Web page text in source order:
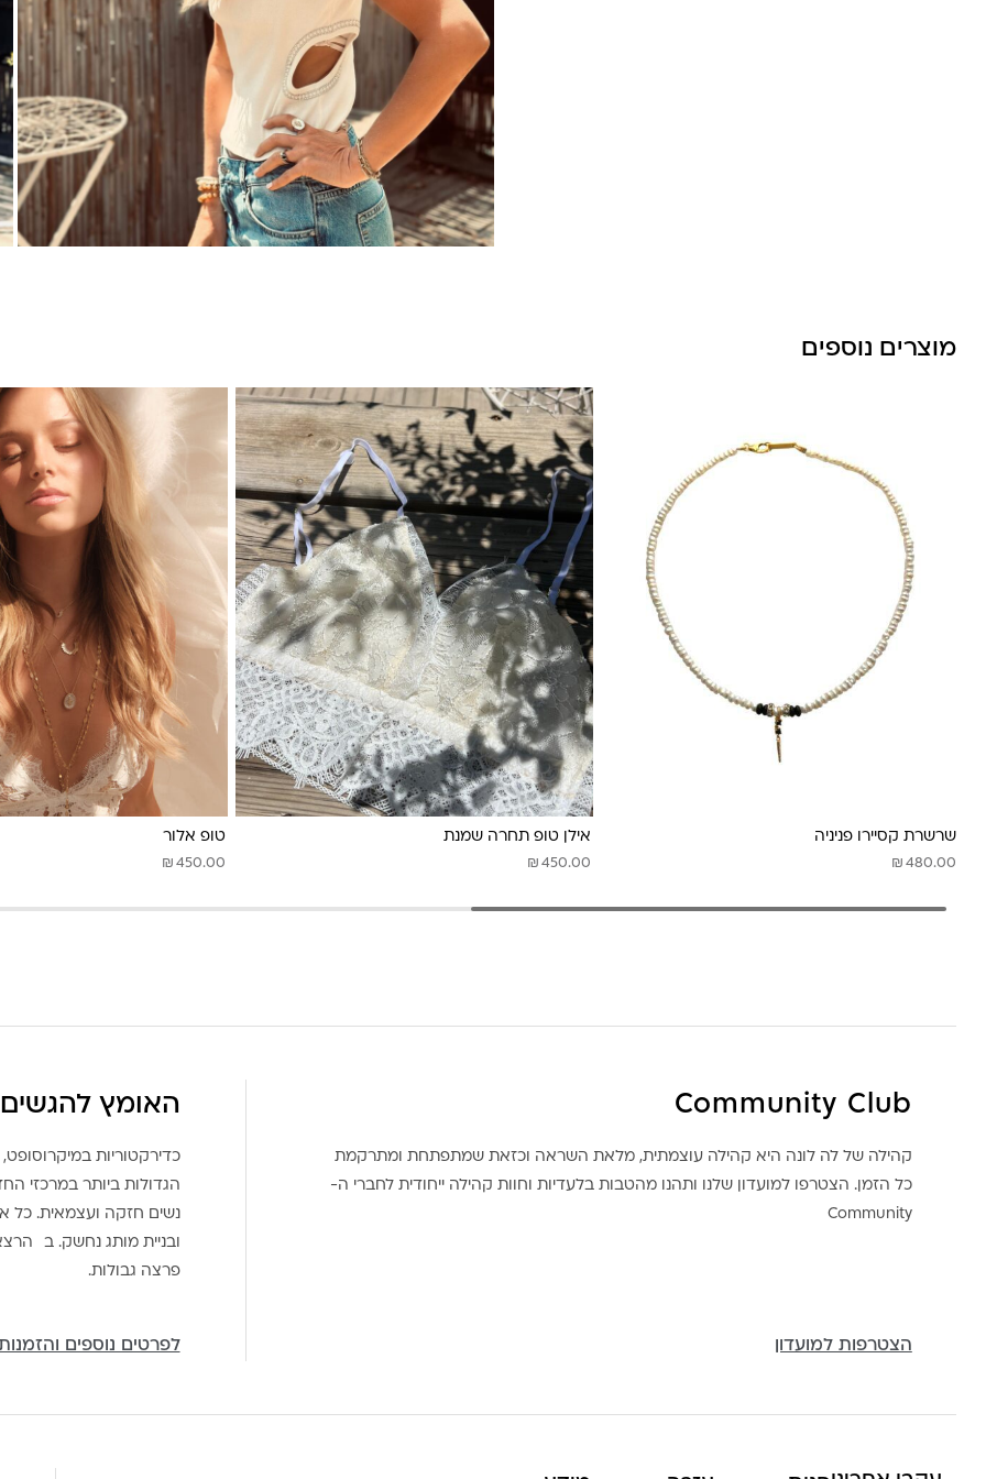
מוצרים נוספים
שרשרת קסיירו פניניה
₪ 480.00
אילן טופ תחרה שמנת
₪ 450.00
טופ אלור
₪ 450.00
Community Club
קהילה של לה לונה היא קהילה עוצמתית, מלאת השראה וכזאת שמתפתחת ומתרקמת
כל הזמן. הצטרפו למועדון שלנו ותהנו מהטבות בלעדיות וחוות קהילה ייחודית לחברי ה-
Community
הצטרפות למועדון
האומץ
כדירקטוריות
הגדולות ביותר במרכזי
נשים חזקה ועצמאית. כל
ובניית מותג נחשק. ב
פרצה גבולות.
לפרטים נוספים